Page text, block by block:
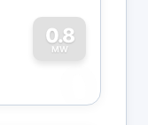
0.8
MW
0